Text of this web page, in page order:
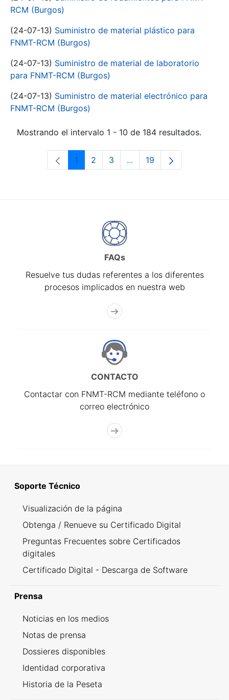
RCM (Burgos)
(24-07-13) Suministro de material plástico para
FNMT-RCM (Burgos)
(24-07-13) Suministro de material de laboratorio
para FNMT-RCM (Burgos)
(24-07-13) Suministro de material electrónico para
FNMT-RCM (Burgos)
Mostrando el intervalo 1 - 10 de 184 resultados.
Página
1 Página
2 Página
3 ...Páginas intermedias Use
Página
19
FAQs
Resuelve tus dudas referentes a los diferentes
procesos implicados en nuestra web
CONTACTO
Contactar con FNMT-RCM mediante teléfono o
correo electrónico
Soporte Técnico
Visualización de la página
Obtenga / Renueve su Certificado Digital
Preguntas Frecuentes sobre Certificados
digitales
Certificado Digital - Descarga de Software
Prensa
Noticias en los medios
Notas de prensa
Dossieres disponibles
Identidad corporativa
Historia de la Peseta